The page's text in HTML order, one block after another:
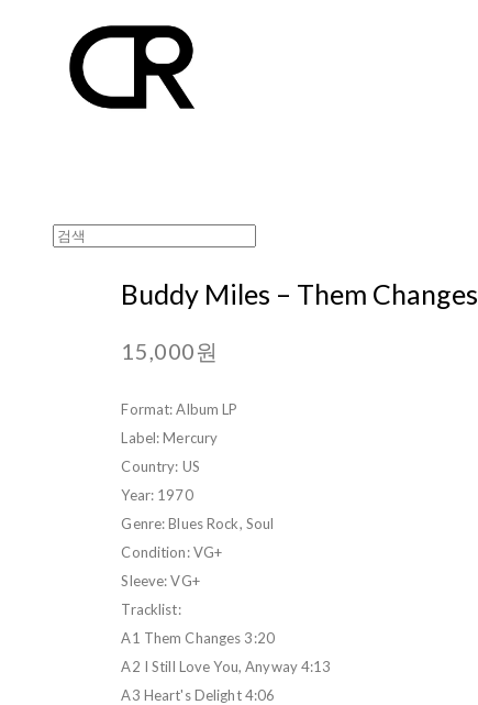
Buddy Miles – Them Changes
15,000원
Format: Album LP
Label: Mercury
Country: US
Year: 1970
Genre: Blues Rock, Soul
Condition: VG+
Sleeve: VG+
Tracklist:
A1 Them Changes 3:20
A2 I Still Love You, Anyway 4:13
A3 Heart's Delight 4:06